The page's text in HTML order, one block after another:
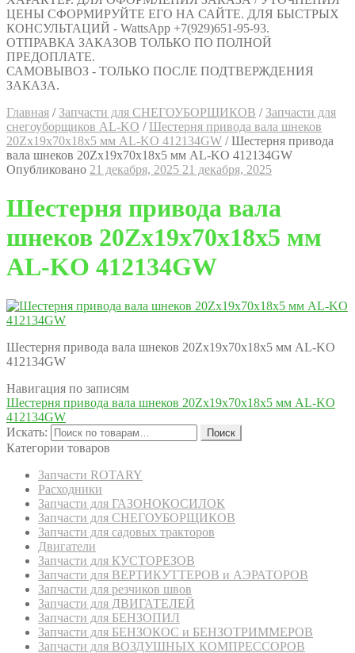
ЦЕНЫ СФОРМИРУЙТЕ ЕГО НА САЙТЕ. ДЛЯ БЫСТРЫХ
КОНСУЛЬТАЦИЙ - WattsApp +7(929)651-95-93.
ОТПРАВКА ЗАКАЗОВ ТОЛЬКО ПО ПОЛНОЙ
ПРЕДОПЛАТЕ.
САМОВЫВОЗ - ТОЛЬКО ПОСЛЕ ПОДТВЕРЖДЕНИЯ
ЗАКАЗА.
Главная / Запчасти для СНЕГОУБОРЩИКОВ / Запчасти для
снегоуборщиков AL-KO / Шестерня привода вала шнеков
20Zх19х70х18х5 мм AL-KO 412134GW /Шестерня привода
вала шнеков 20Zх19х70х18х5 мм AL-KO 412134GW
Опубликовано 21 декабря, 2025 21 декабря, 2025
Шестерня привода вала
шнеков 20Zх19х70х18х5 мм
AL-KO 412134GW
Шестерня привода вала шнеков 20Zх19х70х18х5 мм AL-KO
412134GW
Навигация по записям
Шестерня привода вала шнеков 20Zх19х70х18х5 мм AL-KO
412134GW
Искать:
Поиск
Категории товаров
Запчасти ROTARY
Расходники
Запчасти для ГАЗОНОКОСИЛОК
Запчасти для СНЕГОУБОРЩИКОВ
Запчасти для садовых тракторов
Двигатели
Запчасти для КУСТОРЕЗОВ
Запчасти для ВЕРТИКУТТЕРОВ и АЭРАТОРОВ
Запчасти для резчиков швов
Запчасти для ДВИГАТЕЛЕЙ
Запчасти для БЕНЗОПИЛ
Запчасти для БЕНЗОКОС и БЕНЗОТРИММЕРОВ
Запчасти для ВОЗДУШНЫХ КОМПРЕССОРОВ